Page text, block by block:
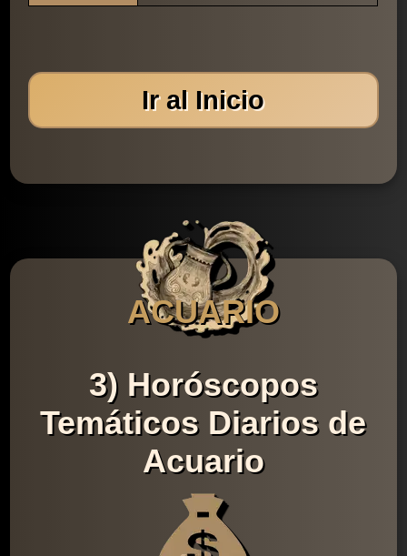
Ir al Inicio
ACUARIO
3) Horóscopos
Temáticos Diarios de
Acuario